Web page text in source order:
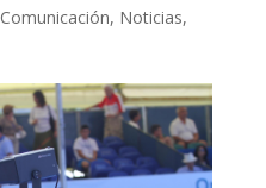
Comunicación, Noticias,